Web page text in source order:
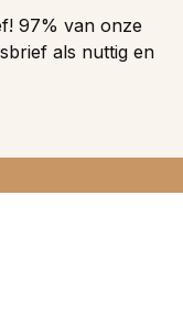
97% van onze
als nuttig en